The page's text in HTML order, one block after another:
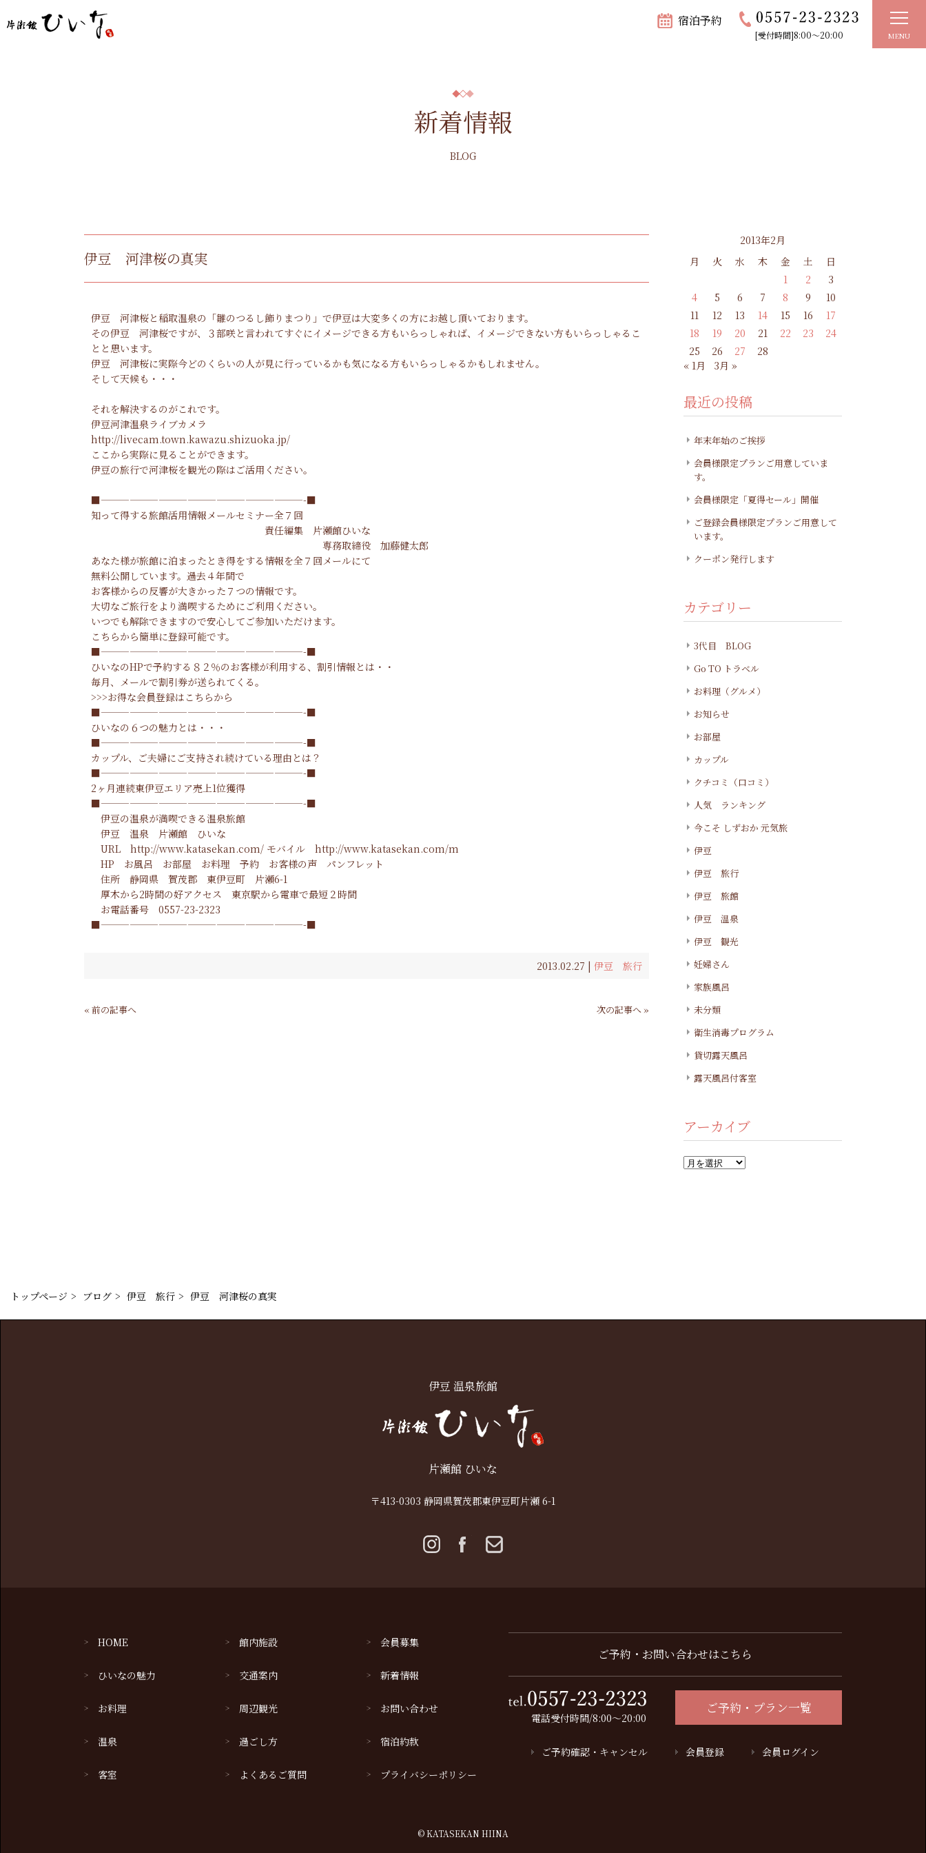
宿泊予約
[受付時間]8:00～20:00 MENU
新着情報
BLOG
伊豆 河津桜の真実
伊豆 河津桜と稲取温泉の「雛のつるし飾りまつり」で伊豆は大変多くの方にお越し頂いております。
その伊豆 河津桜ですが、３部咲と言われてすぐにイメージできる方もいらっしゃれば、イメージできない方もいらっしゃるこ
とと思います。
伊豆 河津桜に実際今どのくらいの人が見に行っているかも気になる方もいらっしゃるかもしれません。
そして天候も・・・
それを解決するのがこれです。
伊豆河津温泉ライブカメラ
http://livecam.town.kawazu.shizuoka.jp/
ここから実際に見ることができます。
伊豆の旅行で河津桜を観光の際はご活用ください。
■—————————————————————-■
知って得する旅館活用情報メールセミナー全７回
責任編集 片瀬館ひいな
専務取締役 加藤健太郎
あなた様が旅館に泊まったとき得をする情報を全７回メールにて
無料公開しています。過去４年間で
お客様からの反響が大きかった７つの情報です。
大切なご旅行をより満喫するためにご利用ください。
いつでも解除できますので安心してご参加いただけます。
こちらから簡単に登録可能です。
■—————————————————————-■
ひいなのHPで予約する８２％のお客様が利用する、割引情報とは・・
毎月、メールで割引券が送られてくる。
>>>お得な会員登録はこちらから
■—————————————————————-■
ひいなの６つの魅力とは・・・
■—————————————————————-■
カップル、ご夫婦にご支持され続けている理由とは？
■—————————————————————-■
2ヶ月連続東伊豆エリア売上1位獲得
■—————————————————————-■
伊豆の温泉が満喫できる温泉旅館
伊豆 温泉 片瀬館 ひいな
URL http://www.katasekan.com/ モバイル http://www.katasekan.com/m
HP お風呂 お部屋 お料理 予約 お客様の声
パンフレット
住所 静岡県 賀茂郡 東伊豆町 片瀬6-1
厚木から2時間の好アクセス 東京駅から電車で最短２時間
お電話番号 0557-23-2323
■—————————————————————-■
2013.02.27 | 伊豆 旅行
« 前の記事へ 次の記事へ »
2013年2月
月
火 水 木 金 土
日
1
2
3
4
5 6 7 8 9
10
11
12 13 14 15 16
17
18
19 20 21 22 23
24
25
26 27
28
« 1月
3月 »
最近の投稿
年末年始のご挨拶
会員様限定プランご用意していま
す。
会員様限定「夏得セール」開催
ご登録会員様限定プランご用意して
います。
クーポン発行します
カテゴリー
3代目 BLOG
Go TO トラベル
お料理（グルメ）
お知らせ
お部屋
カップル
クチコミ（口コミ）
人気 ランキング
今こそ しずおか 元気旅
伊豆
伊豆 旅行
伊豆 旅館
伊豆 温泉
伊豆 観光
妊婦さん
家族風呂
未分類
衛生消毒プログラム
貸切露天風呂
露天風呂付客室
アーカイブ
ア
ー
トップページ ブログ 伊豆　旅行 伊豆　河津桜の真実
伊豆 温泉旅館
片瀬館 ひいな
〒413-0303 静岡県賀茂郡東伊豆町片瀬 6-1
ご予約・お問い合わせはこちら
電話受付時間/8:00～20:00
ご予約・プラン一覧
ご予約確認・キャンセル 会員登録 会員ログイン
HOME
ひいなの魅力
お料理
温泉
客室
館内施設
交通案内
周辺観光
過ごし方
よくあるご質問
会員募集
新着情報
お問い合わせ
宿泊約款
プライバシーポリシー
© KATASEKAN HIINA